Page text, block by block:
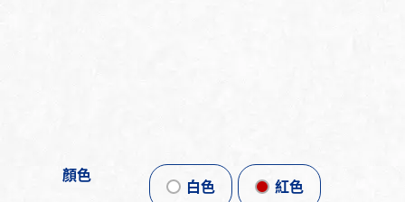
顏色
白色 紅色